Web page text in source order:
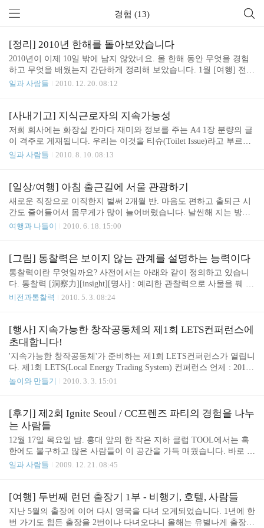
경험 (13)
[정리] 2010년 한해를 돌아보았습니다
2010년이 이제 10일 밖에 남지 않았네요. 올 한해 동안 무엇을 경험
하고 무엇을 배웠는지 간단하게 정리해 보았습니다. 1월 [여행] 전국
이 폭설에 난리가 났지만 우리가족은 3박4일 강원도 여행 [출간] 직
행복한 출근길 3월 [독서] 의미있게 산다는 것 - 일과 생활, 의미의
재발견 슬라이드:올로지 - 아이디어를 시각적 표현하는 방법을 알려
주다 일개미의 반란 - 이솝으로 부터 배우는 교훈 [배움] 제1회 창작
자들을 위한 LETS 컨퍼런스 참석 New 인맥론 종족의 시대가 온다 4
월 [경험] 야후 코리아 -> SK커뮤니케이션즈 이직 입사기념 프리허
일과 사람들 2010. 12. 20. 08:12
[사내기고] 지식근로자의 지속가능성
저희 회사에는 화장실 칸마다 재미와 정보를 주는 A4 1장 분량의 글
이 격주로 게재됩니다. 우리는 이것을 티슈(Toilet Issue)라고 부르죠.
지난주에 티슈에 기고한 글 한편 공유합니다. 지식근로자의 지속가
적으로 가치를 생산해 내는 능력이 필요합니다. 이 능력을 가진 사람
은 학습과 경험을 통해 지속적으로 성장하며 가치를 만들어 낼 것입
니다. 직장경력 5년 미만 꾸준히 성실하게 배우십시오. 이 시기에는
계속해서 열심히 배우는 것이 중요합니다. 여러분이 어느 대학 어느
학과를 나왔는지는 중요하지 않습니다. 훌륭한 교수님에게 많은 것
일과 사람들 2010. 8. 10. 08:13
[일상/여행] 아침 출근길에 서울 관광하기
새로운 직장으로 이직한지 벌써 2개월 반. 마음도 편하고 출퇴근 시
간도 줄어들어서 몸무게가 많이 늘어버렸습니다. 날씬해 지는 방법
을 고민하다가 별도로 운동할 시간을 만들기는 어렵고 아침 일찍 출
네요. ^^ 세종대왕님. 해시계 아직 한산한 광화문 네거리 도로 원표
시청 앞 덕수궁 돌담길 제가 좋아하는 덕수궁 옆 정동길 서울 시립미
술관 배재 대학교 회사 앞 철길 별거 없는데 외국인 관광객이 많이
찾는 서소문 아파트 풍경 40분정도 걸었는데 시간이 많이 남아서 콩
나물 해장국을 아침을 해결해 봅니다. 며칠 동안 걸으며 느낀 것. 1.
여행과 나들이 2010. 6. 18. 15:00
[그림] 통찰력은 보이지 않는 관계를 설명하는 능력이다
통찰력이란 무엇일까요? 사전에서는 아래와 같이 정의하고 있습니
다. 통찰력 [洞察力][insight][명사] : 예리한 관찰력으로 사물을 꿰 뚫
어 봄. 정의는 매우 간단해 보이지만 사실 매일매일의 일상속에서 사
계를 파악하는 힘이다" 아주 오래전에 어느 잡지에서 본 구절이 있
었습니다. 옛말에 "바람이 불면 목수가 좋아 한다"는 이야기 였는데
바로 보이지 않는 관계를 설명하는 사례입니다. 아래 그림을 보면 왜
옛날에는 바람이 불면 목수가 좋아 했는지 알 수 있습니다. 이제 조
금 이해가 가시죠? 밖으로 보이는 결과가 아니라 사실은 보이지 않
는 관계를 파악하고 이것을 설명할 수 있는..
비전과통찰력 2010. 5. 3. 08:24
[행사] 지속가능한 창작공동체의 제1회 LETS컨퍼런스에
초대합니다!
'지속가능한 창작공동체'가 준비하는 제1회 LETS컨퍼런스가 열립니
다. 제1회 LETS(Local Energy Trading System) 컨퍼런스 언제 : 2010
년 3월 13일(토) 14:00-17:00 어디서 : 금천예술공장 3층 PS333 http://
youtube.com/watch?v=zCmd0tovRPk 파일럿 행사 Buzz : http://www.go
ogle.com/buzz/balsang.cc/eqrKRHN37Ab 지속가능한 창작공동체 : htt
p://balsang.cc/ 이곳..
놀이와 만들기 2010. 3. 3. 15:01
[후기] 제2회 Ignite Seoul / CC프렌즈 파티의 경험을 나누
는 사람들
12월 17일 목요일 밤. 홍대 앞의 한 작은 지하 클럽 TOOL에서는 혹
한에도 불구하고 많은 사람들이 이 공간을 가득 매웠습니다. 바로 제
2회 Ignite Seoul과 CC프렌즈 파티가 열리는 날이기 때문이죠. 이번
http://www.creativecommons.or.kr , @cckorea - IgniteSeoul, http://ignite
seoul.org , @IgniteSeoul - Open CourseWare Consortium, http://ocwblo
g.org , @ocwnews - TEDxMyeongDong, http://www.TED..
일과 사람들 2009. 12. 21. 08:45
[여행] 두번째 런던 출장기 1부 - 비행기, 호텔, 사람들
지난 5월의 출장에 이어 다시 영국을 다녀 오게되었습니다. 1년에 한
번 가기도 힘든 출장을 2번이나 다녀오다니 올해는 유별나게 출장복